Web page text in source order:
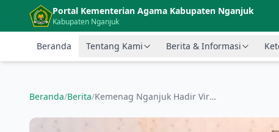
Langsung ke konten utama
Portal Kementerian Agama Kabupaten Nganjuk
Kabupaten Nganjuk
Beranda Tentang Kami Berita & Informasi
Beranda/Berita/ Kemenag Nganjuk Hadir Virtual, Seremonial Lebaran Yatim dan Disabilitas Bikin Hati Tersentuh